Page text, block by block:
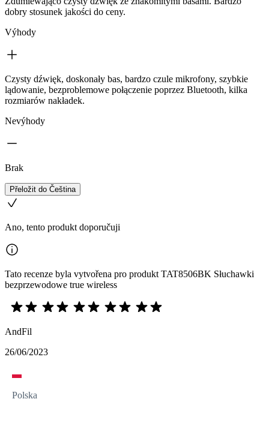
dobry stosunek jakości do ceny.
Výhody
Czysty dźwięk, doskonały bas, bardzo czule mikrofony, szybkie
lądowanie, bezproblemowe połączenie poprzez Bluetooth, kilka
rozmiarów nakładek.
Nevýhody
Brak
Přeložit do Čeština
Ano, tento produkt doporučuji
Tato recenze byla vytvořena pro produkt TAT8506BK Słuchawki
bezprzewodowe true wireless
AndFil
26/06/2023
Polska